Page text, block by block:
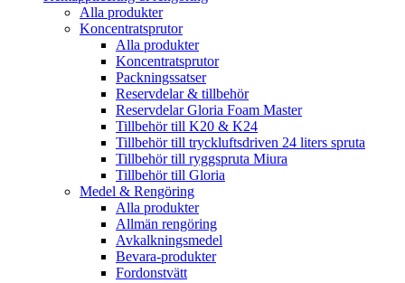
Alla produkter
Koncentratsprutor
Alla produkter
Koncentratsprutor
Packningssatser
Reservdelar & tillbehör
Reservdelar Gloria Foam Master
Tillbehör till K20 & K24
Tillbehör till tryckluftsdriven 24 liters spruta
Tillbehör till ryggspruta Miura
Tillbehör till Gloria
Medel & Rengöring
Alla produkter
Allmän rengöring
Avkalkningsmedel
Bevara-produkter
Fordonstvätt